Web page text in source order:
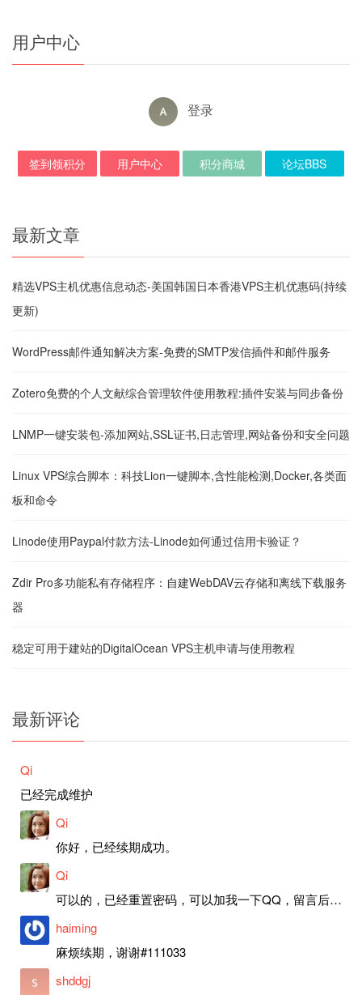
用户中心
登录
签到领积分 用户中心 积分商城 论坛BBS
最新文章
精选VPS主机优惠信息动态-美国韩国日本香港VPS主机优惠码(持续
更新)
WordPress邮件通知解决方案-免费的SMTP发信插件和邮件服务
Zotero免费的个人文献综合管理软件使用教程:插件安装与同步备份
LNMP一键安装包-添加网站,SSL证书,日志管理,网站备份和安全问题
Linux VPS综合脚本：科技Lion一键脚本,含性能检测,Docker,各类面
板和命令
Linode使用Paypal付款方法-Linode如何通过信用卡验证？
Zdir Pro多功能私有存储程序：自建WebDAV云存储和离线下载服务
器
稳定可用于建站的DigitalOcean VPS主机申请与使用教程
最新评论
Qi
已经完成维护
Qi
你好，已经续期成功。
Qi
可以的，已经重置密码，可以加我一下QQ，留言后我就发密码给你。
haiming
麻烦续期，谢谢#111033
shddgj